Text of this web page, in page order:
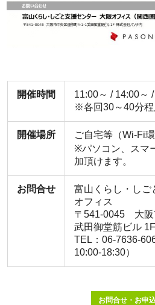
開催時間
11:00～ / 14:00～
※各回30～40分
開催場所
ご自宅等（Wi-Fi
※パソコン、スマ
加頂けます。
お問合せ
富山くらし・し
オフィス
〒541-0045 大
武田御堂筋ビル
TEL：06-7636-
10:00-18:30）
お問合せ・お申